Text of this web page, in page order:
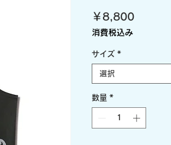
￥8,800価
消費税込み
サイズ *
選択
数量 *